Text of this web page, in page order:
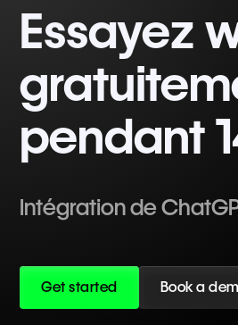
Essayez
pendant
Intégration de
Get started Book a